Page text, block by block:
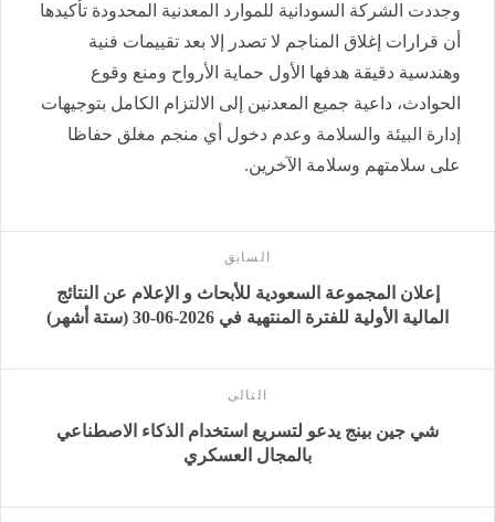
وجددت الشركة السودانية للموارد المعدنية المحدودة تأكيدها
أن قرارات إغلاق المناجم لا تصدر إلا بعد تقييمات فنية
وهندسية دقيقة هدفها الأول حماية الأرواح ومنع وقوع
الحوادث، داعية جميع المعدنين إلى الالتزام الكامل بتوجيهات
إدارة البيئة والسلامة وعدم دخول أي منجم مغلق حفاظا
على سلامتهم وسلامة الآخرين.
السابق
إعلان المجموعة السعودية للأبحاث و الإعلام عن النتائج
المالية الأولية للفترة المنتهية في 2026-06-30 (ستة أشهر)
التالى
شي جين بينج يدعو لتسريع استخدام الذكاء الاصطناعي
بالمجال العسكري